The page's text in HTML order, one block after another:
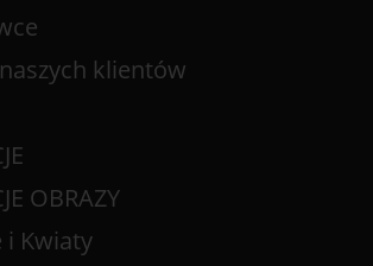
klientów
OBRAZY
i Kwiaty